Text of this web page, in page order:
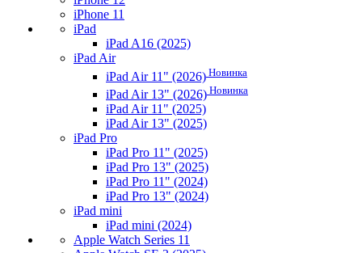
iPhone 11
iPad
iPad A16 (2025)
iPad Air
iPad Air 11" (2026) Новинка
iPad Air 13" (2026) Новинка
iPad Air 11" (2025)
iPad Air 13" (2025)
iPad Pro
iPad Pro 11" (2025)
iPad Pro 13" (2025)
iPad Pro 11" (2024)
iPad Pro 13" (2024)
iPad mini
iPad mini (2024)
Apple Watch Series 11